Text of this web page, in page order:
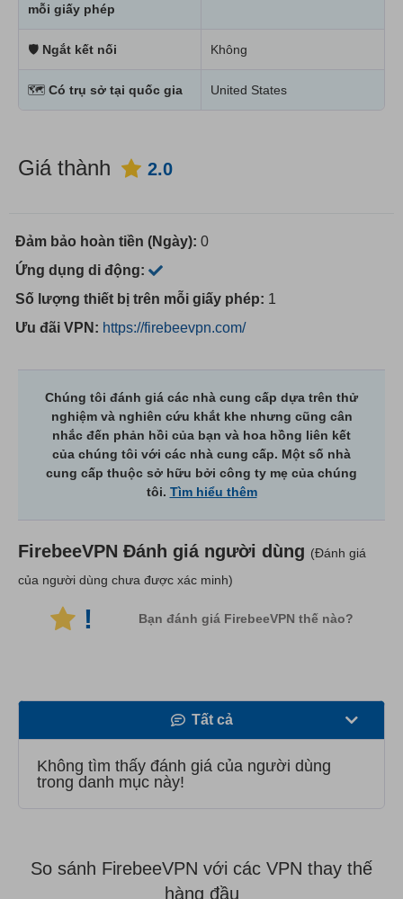
mỗi giấy phép
🛡 Ngắt kết nối Không
🗺 Có trụ sở tại quốc gia United States
Giá thành 2.0
Đảm bảo hoàn tiền (Ngày): 0
Ứng dụng di động:
Số lượng thiết bị trên mỗi giấy phép: 1
Ưu đãi VPN: https://firebeevpn.com/
Chúng tôi đánh giá các nhà cung cấp dựa trên thử
nghiệm và nghiên cứu khắt khe nhưng cũng cân
nhắc đến phản hồi của bạn và hoa hồng liên kết
của chúng tôi với các nhà cung cấp. Một số nhà
cung cấp thuộc sở hữu bởi công ty mẹ của chúng
tôi. Tìm hiểu thêm
FirebeeVPN Đánh giá người dùng (Đánh giá
của người dùng chưa được xác minh)
! Bạn đánh giá FirebeeVPN thế nào?
Tất cả
Tốc độ
Dịch vụ khách hàng
Không tìm thấy đánh giá của người dùng
trong danh mục này!
So sánh FirebeeVPN với các VPN thay thế
hàng đầu